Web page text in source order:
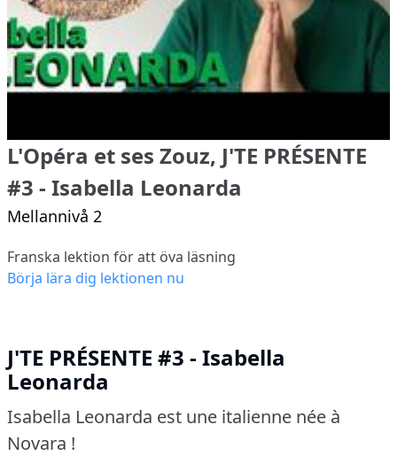
L'Opéra et ses Zouz, J'TE PRÉSENTE
#3 - Isabella Leonarda
Mellannivå 2
Franska lektion för att öva läsning
Börja lära dig lektionen nu
J'TE PRÉSENTE #3 - Isabella
Leonarda
Isabella Leonarda est une italienne née à
Novara !